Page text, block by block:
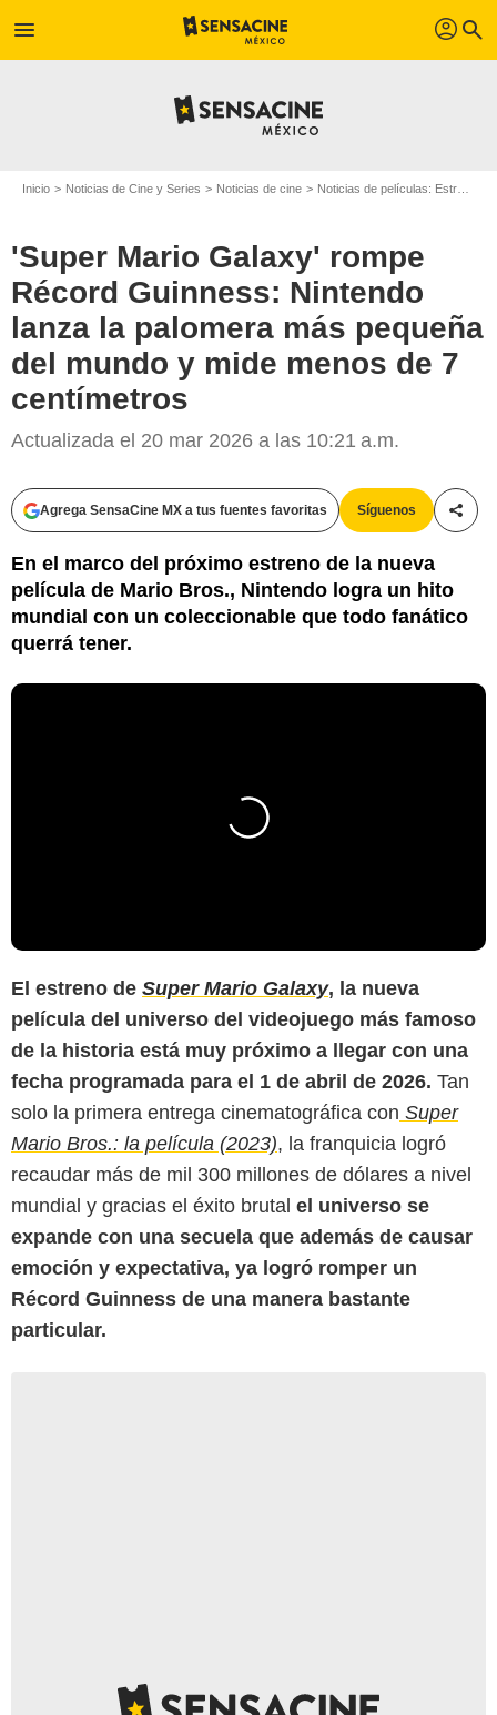
menu profil search
Inicio Noticias de Cine y Series Noticias de cine Noticias de películas: Estreno de película
'Super Mario Galaxy' rompe
Récord Guinness: Nintendo
lanza la palomera más pequeña
del mundo y mide menos de 7
centímetros
Actualizada el 20 mar 2026 a las 10:21 a.m.
Agrega SensaCine MX a tus fuentes favoritas Síguenos
En el marco del próximo estreno de la nueva
película de Mario Bros., Nintendo logra un hito
mundial con un coleccionable que todo fanático
querrá tener.
El estreno de Super Mario Galaxy, la nueva
película del universo del videojuego más famoso
de la historia está muy próximo a llegar con una
fecha programada para el 1 de abril de 2026. Tan
solo la primera entrega cinematográfica con Super
Mario Bros.: la película (2023), la franquicia logró
recaudar más de mil 300 millones de dólares a nivel
mundial y gracias el éxito brutal el universo se
expande con una secuela que además de causar
emoción y expectativa, ya logró romper un
Récord Guinness de una manera bastante
particular.